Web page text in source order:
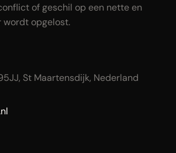
of geschil op een nette en
wordt opgelost.
St Maartensdijk, Nederland